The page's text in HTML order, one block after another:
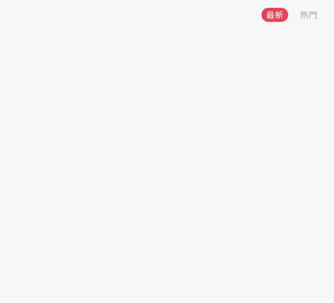
最新 熱門